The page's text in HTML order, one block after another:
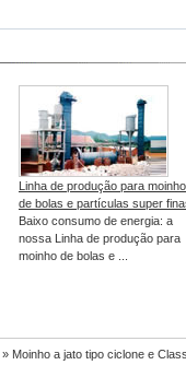
Linha de produção para moinho
de bolas e partículas super
Baixo consumo de energia: a
nossa Linha de produção para
moinho de bolas e ...
» Moinho a jato tipo ciclone e